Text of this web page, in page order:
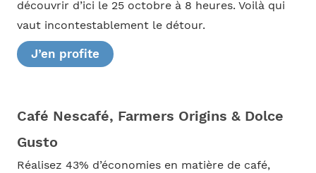
découvrir d’ici le 25 octobre à 8 heures. Voilà qui
vaut incontestablement le détour.
J’en profite
Café Nescafé, Farmers Origins & Dolce
Gusto
Réalisez 43% d’économies en matière de café,